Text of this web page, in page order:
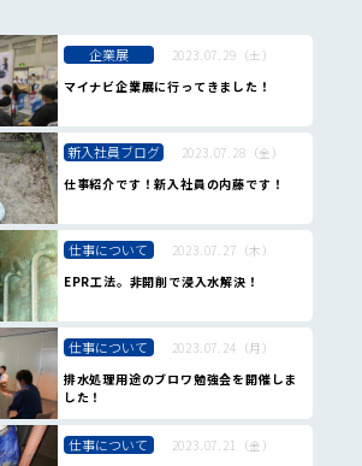
企業展
2023.07.29（土）
マイナビ企業展に行ってきました！
新入社員ブログ
2023.07.28（金）
仕事紹介です！新入社員の内藤です！
仕事について
2023.07.27（木）
EPR工法。非開削で浸入水解決！
仕事について
2023.07.24（月）
排水処理用途のブロワ勉強会を開催しま
した！
仕事について
2023.07.21（金）